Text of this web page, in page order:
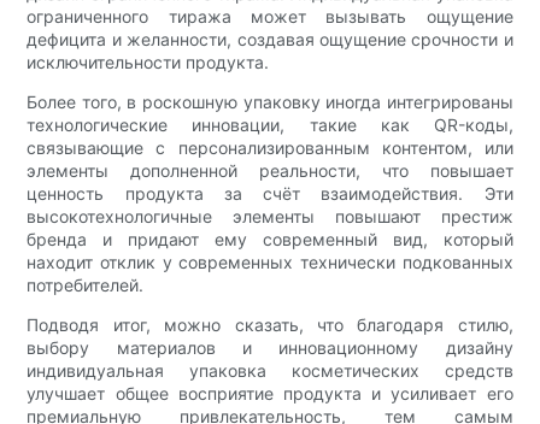
ограниченного тиража может вызывать ощущение
дефицита и желанности, создавая ощущение срочности и
исключительности продукта.
Более того, в роскошную упаковку иногда интегрированы
технологические инновации, такие как QR-коды,
связывающие с персонализированным контентом, или
элементы дополненной реальности, что повышает
ценность продукта за счёт взаимодействия. Эти
высокотехнологичные элементы повышают престиж
бренда и придают ему современный вид, который
находит отклик у современных технически подкованных
потребителей.
Подводя итог, можно сказать, что благодаря стилю,
выбору материалов и инновационному дизайну
индивидуальная упаковка косметических средств
улучшает общее восприятие продукта и усиливает его
премиальную привлекательность, тем самым